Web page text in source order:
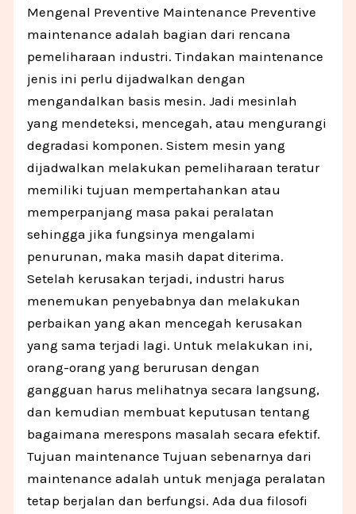
Mengenal Preventive Maintenance Preventive
maintenance adalah bagian dari rencana
pemeliharaan industri. Tindakan maintenance
jenis ini perlu dijadwalkan dengan
mengandalkan basis mesin. Jadi mesinlah
yang mendeteksi, mencegah, atau mengurangi
degradasi komponen. Sistem mesin yang
dijadwalkan melakukan pemeliharaan teratur
memiliki tujuan mempertahankan atau
memperpanjang masa pakai peralatan
sehingga jika fungsinya mengalami
penurunan, maka masih dapat diterima.
Setelah kerusakan terjadi, industri harus
menemukan penyebabnya dan melakukan
perbaikan yang akan mencegah kerusakan
yang sama terjadi lagi. Untuk melakukan ini,
orang-orang yang berurusan dengan
gangguan harus melihatnya secara langsung,
dan kemudian membuat keputusan tentang
bagaimana merespons masalah secara efektif.
Tujuan maintenance Tujuan sebenarnya dari
maintenance adalah untuk menjaga peralatan
tetap berjalan dan berfungsi. Ada dua filosofi